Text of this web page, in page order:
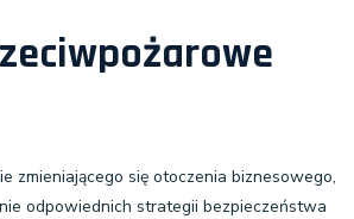
zmieniającego się otoczenia biznesowego,
odpowiednich strategii bezpieczeństwa